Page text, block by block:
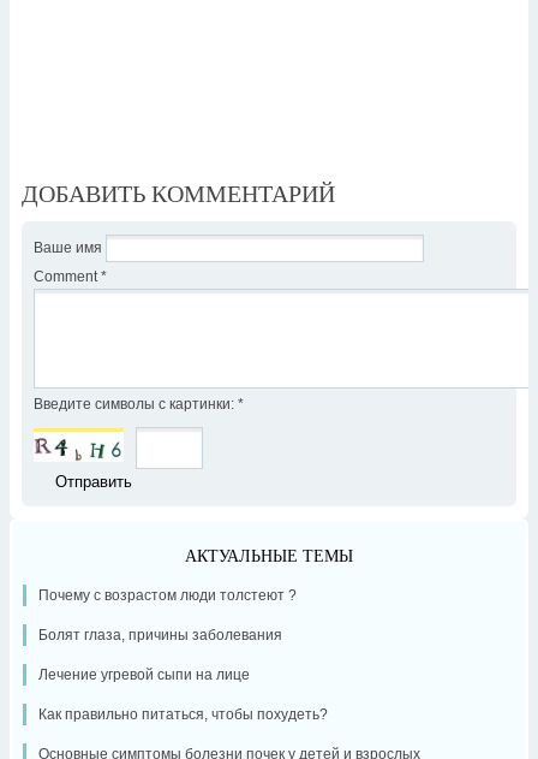
ДОБАВИТЬ КОММЕНТАРИЙ
Ваше имя
Comment *
Введите символы с картинки: *
АКТУАЛЬНЫЕ ТЕМЫ
Почему с возрастом люди толстеют ?
Болят глаза, причины заболевания
Лечение угревой сыпи на лице
Как правильно питаться, чтобы похудеть?
Основные симптомы болезни почек у детей и взрослых